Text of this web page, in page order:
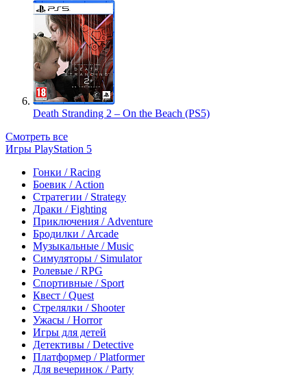
Death Stranding 2 – On the Beach (PS5)
Смотреть все
Игры PlayStation 5
Гонки / Racing
Боевик / Action
Стратегии / Strategy
Драки / Fighting
Приключения / Adventure
Бродилки / Arcade
Музыкальные / Music
Симуляторы / Simulator
Ролевые / RPG
Спортивные / Sport
Квест / Quest
Стрелялки / Shooter
Ужасы / Horror
Игры для детей
Детективы / Detective
Платформер / Platformer
Для вечеринок / Party